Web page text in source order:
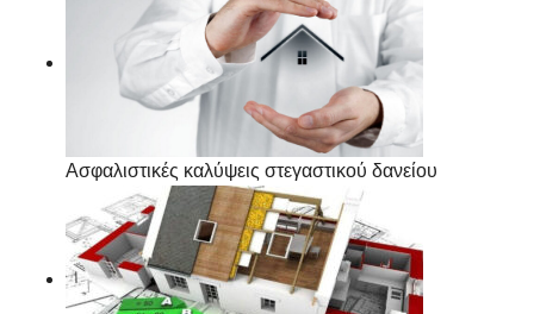
Ασφαλιστικές καλύψεις στεγαστικού δανείου